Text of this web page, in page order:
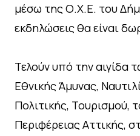
μέσω της Ο.Χ.Ε. του
εκδηλώσεις θα είναι
Τελούν υπό την αιγίδα
Εθνικής Άμυνας,
Πολιτικής, Τουρισμού,
Περιφέρειας Αττικής,